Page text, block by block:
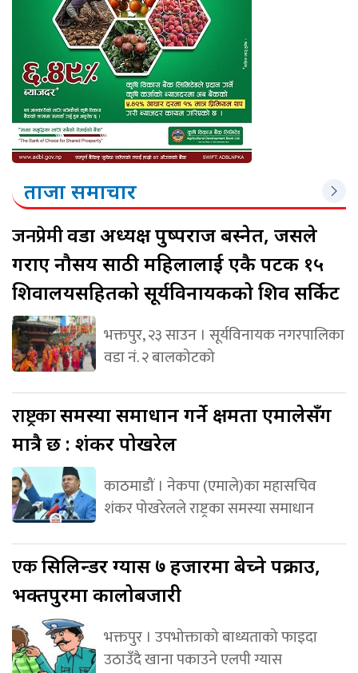
ताजा समाचार
जनप्रेमीवडा अध्यक्ष पुष्पराज बस्नेत, जसले
गराए नौसय साठी महिलालाई एकै पटक १५
शिवालयसहितको सूर्यविनायकको शिव सर्किट
भक्तपुर, २३ साउन । सूर्यविनायक नगरपालिका
वडा नं. २ बालकोटको
राष्ट्रकासमस्या समाधान गर्ने क्षमता एमालेसँग
मात्रै छ : शंकर पोखरेल
काठमाडौं । नेकपा (एमाले)का महासचिव
शंकर पोखरेलले राष्ट्रका समस्या समाधान
एकसिलिन्डर ग्यास ७ हजारमा बेच्ने पक्राउ,
भक्तपुरमा कालोबजारी
भक्तपुर । उपभोक्ताको बाध्यताको फाइदा
उठाउँदै खाना पकाउने एलपी ग्यास